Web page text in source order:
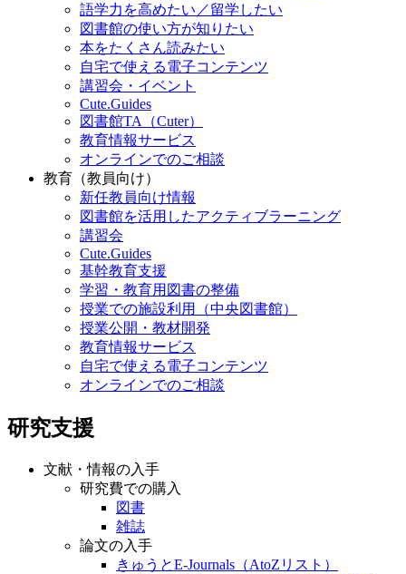
語学力を高めたい／留学したい
図書館の使い方が知りたい
本をたくさん読みたい
自宅で使える電子コンテンツ
講習会・イベント
Cute.Guides
図書館TA（Cuter）
教育情報サービス
オンラインでのご相談
教育（教員向け）
新任教員向け情報
図書館を活用したアクティブラーニング
講習会
Cute.Guides
基幹教育支援
学習・教育用図書の整備
授業での施設利用（中央図書館）
授業公開・教材開発
教育情報サービス
自宅で使える電子コンテンツ
オンラインでのご相談
研究支援
文献・情報の入手
研究費での購入
図書
雑誌
論文の入手
きゅうとE-Journals（AtoZリスト）